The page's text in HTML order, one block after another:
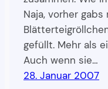
Naja, vorher
gefüllt. Mehr als
Auch wenn sie…
28. Januar 2007